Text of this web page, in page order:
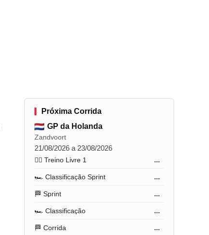
Próxima Corrida
GP da Holanda
Zandvoort
21/08/2026 a 23/08/2026
🏋️‍♂️ Treino Livre 1 ...
🏎️ Classificação Sprint ...
🏁 Sprint ...
🏎️ Classificação ...
🏁 Corrida ...